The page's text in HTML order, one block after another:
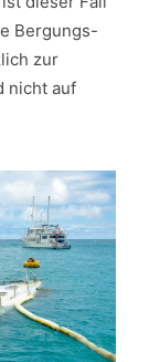
Bergungs-
zur
nicht auf